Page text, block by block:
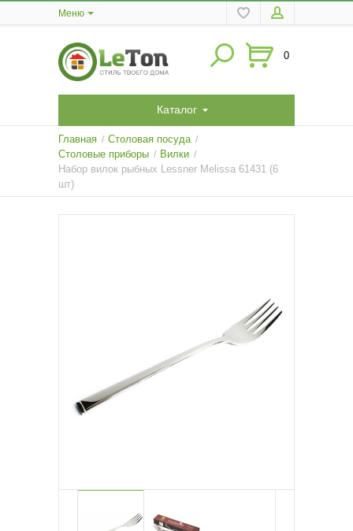
Меню
0
Каталог
Главная / Столовая посуда /
Столовые приборы / Вилки /
Набор вилок рыбных Lessner Melissa 61431 (6
шт)